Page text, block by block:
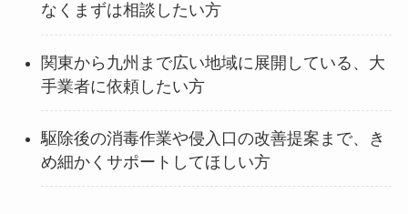
なくまずは相談したい方
関東から九州まで広い地域に展開している、大
手業者に依頼したい方
駆除後の消毒作業や侵入口の改善提案まで、き
め細かくサポートしてほしい方